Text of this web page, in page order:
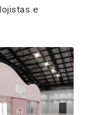
e